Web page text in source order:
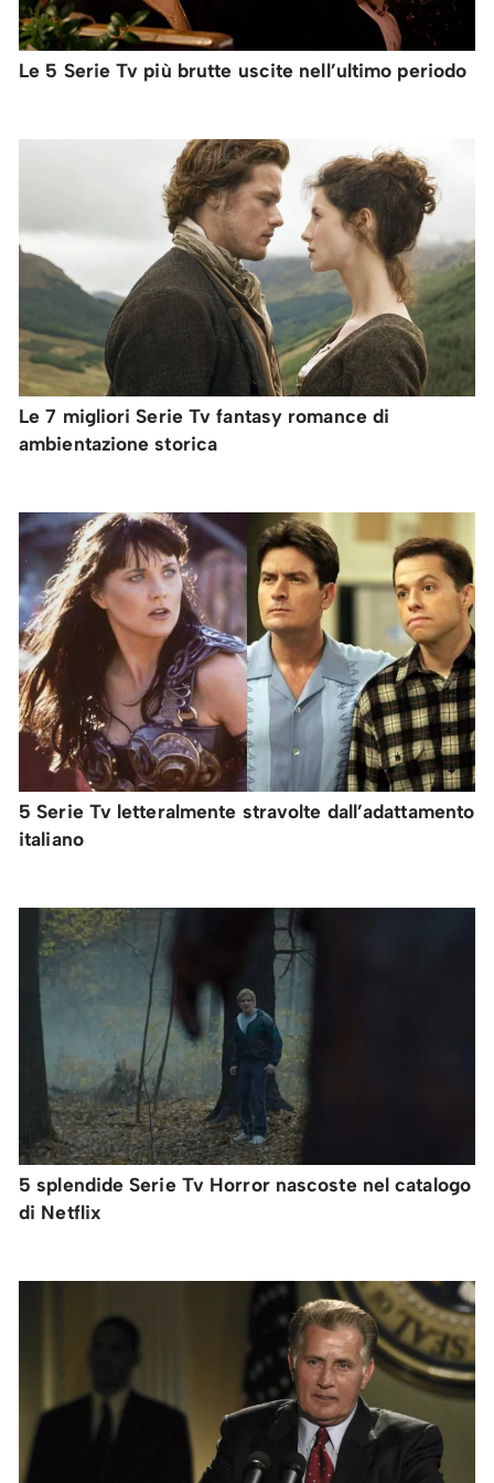
Le 5 Serie Tv più brutte uscite nell’ultimo periodo
Le 7 migliori Serie Tv fantasy romance di
ambientazione storica
5 Serie Tv letteralmente stravolte dall’adattamento
italiano
5 splendide Serie Tv Horror nascoste nel catalogo
di Netflix